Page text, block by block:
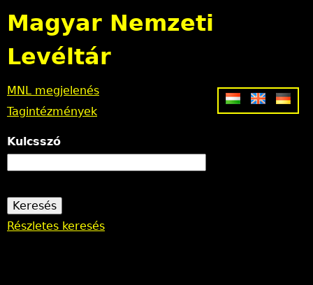
Jump to navigation
Magyar Nemzeti
Levéltár
Kulcsszó
Részletes keresés
MNL megjelenés
Tagintézmények